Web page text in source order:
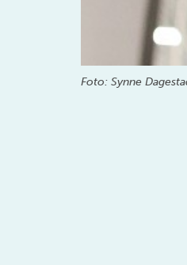
Foto: Synne